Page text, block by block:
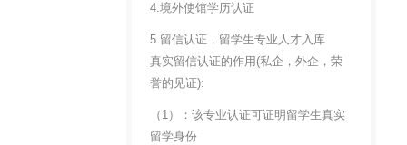
4.境外使馆学历认证
5.留信认证，留学生专业人才入库
真实留信认证的作用(私企，外企，荣
誉的见证):
（1）：该专业认证可证明留学生真实
留学身份